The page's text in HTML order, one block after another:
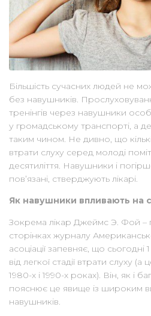
Більшість сучасних людей не
без навушників.
тренінгів через навушники
у громадському транспорті, а
таким чином. Не дивно, що
втрати слуху серед молоді
десятиліття. Навушники і
пов’язані, стверджують лікарі.
Як навушники впливають на
Зокрема лікар Джеймс Э. Фой –
сторінках журналу
асоціації запевняє, що сьогодні 1
від легкої стадії втрати слуху
1980-х і 1990-х роках). Він, як і
пояснює це явище із широким
навушників.